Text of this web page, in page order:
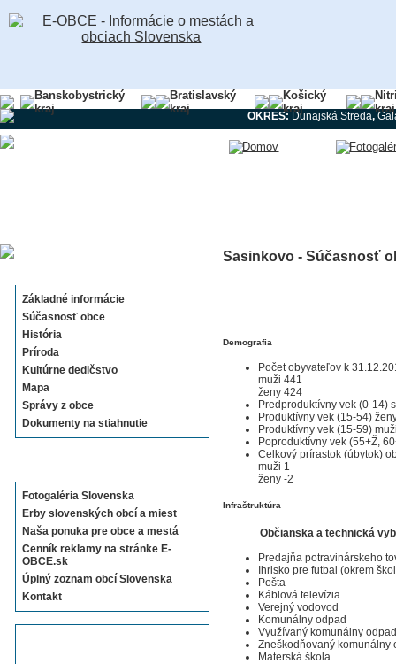
Banskobystrický
kraj
Bratislavský
kraj
Košický
kraj
kraj
OKRES:Dunajská Streda,
Základné informácie
Súčasnosť obce
História
Príroda
Kultúrne dedičstvo
Mapa
Správy z obce
Dokumenty na stiahnutie
Fotogaléria Slovenska
Erby slovenských obcí a miest
Naša ponuka pre obce a mestá
Cenník reklamy na stránke E-
OBCE.sk
Úplný zoznam obcí Slovenska
Kontakt
Sasinkovo - Súčasnosť
Demografia
Počet obyvateľov k
muži 441
ženy 424
Predproduktívny vek (0-14)
Produktívny vek (15-54)
Produktívny vek (15-59)
Poproduktívny vek (55+Ž,
Celkový prírastok (úbytok)
muži 1
ženy -2
Infraštruktúra
Občianska a technická
Predajňa potravinárskeho
Ihrisko pre futbal (okrem
Pošta
Káblová televízia
Verejný vodovod
Komunálny odpad
Využívaný komunálny odpad
Zneškodňovaný komunálny
Materská škola